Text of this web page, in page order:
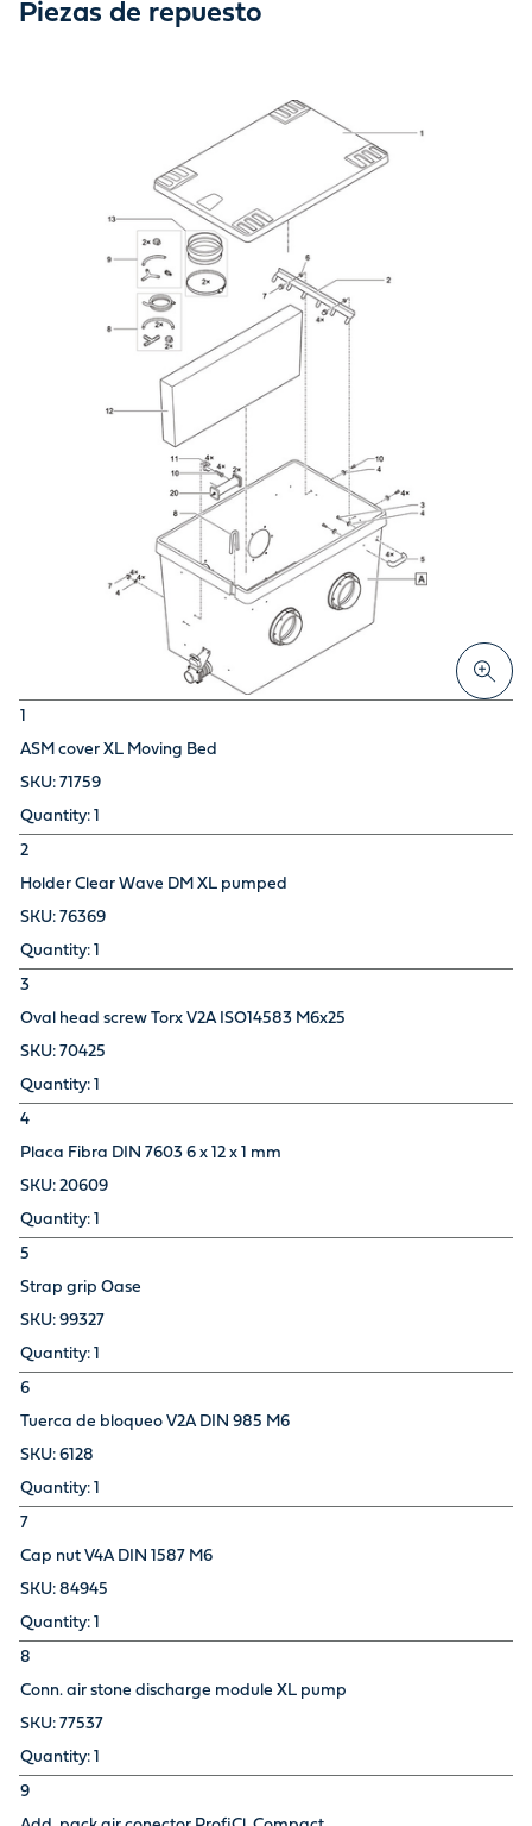
Piezas de repuesto
ASM cover XL Moving Bed
71759
2
Holder Clear Wave DM XL pumped
76369
3
Oval head screw Torx V2A ISO14583 M6x25
70425
4
Placa Fibra DIN 7603 6 x 12 x 1 mm
20609
5
Strap grip Oase
99327
6
Tuerca de bloqueo V2A DIN 985 M6
6128
7
Cap nut V4A DIN 1587 M6
84945
8
Conn. air stone discharge module XL pump
77537
9